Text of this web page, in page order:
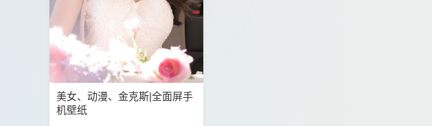
美女、动漫、金克斯|全面屏手
机壁纸